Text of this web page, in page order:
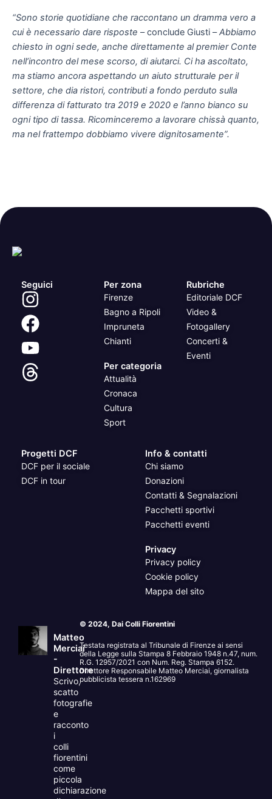
“Sono storie quotidiane che raccontano un dramma vero a
cui è necessario dare risposte – conclude Giusti –Abbiamo
chiesto in ogni sede, anche direttamente al premier Conte
nell’incontro del mese scorso, di aiutarci. Ci ha ascoltato,
ma stiamo ancora aspettando un aiuto strutturale per il
settore, che dia ristori, contributi a fondo perduto sulla
differenza di fatturato tra 2019 e 2020 e l’anno bianco su
ogni tipo di tassa. Ricominceremo a lavorare chissà quanto,
ma nel frattempo dobbiamo vivere dignitosamente”.
Seguici Per zona
Firenze
Bagno a Ripoli
Impruneta
Chianti
Per categoria
Attualità
Cronaca
Cultura
Sport
Rubriche
Editoriale DCF
Video &
Fotogallery
Concerti &
Eventi
Progetti DCF
DCF per il sociale
DCF in tour
Info & contatti
Chi siamo
Donazioni
Contatti & Segnalazioni
Pacchetti sportivi
Pacchetti eventi
Privacy
Privacy policy
Cookie policy
Mappa del sito
Matteo
Merciai
-
Direttore
Scrivo,
scatto
fotografie
e
racconto
i
colli
fiorentini
come
piccola
dichiarazione
© 2024, Dai Colli Fiorentini
Testata registrata al Tribunale di Firenze ai sensi
della Legge sulla Stampa 8 Febbraio 1948 n.47, num.
R.G. 12957/2021 con Num. Reg. Stampa 6152.
Direttore Responsabile Matteo Merciai, giornalista
pubblicista tessera n.162969